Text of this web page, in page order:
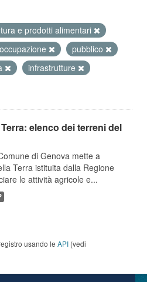
e prodotti alimentari
occupazione
pubblico
infrastrutture
elenco dei terreni del
di Genova mette a
Terra istituita dalla Regione
le attività agricole e...
usando le API (vedi